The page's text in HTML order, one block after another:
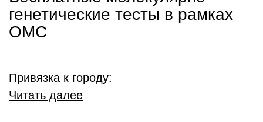
генетические тесты в рамках
ОМС
Привязка к городу:
Читать далее